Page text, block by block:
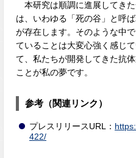
本研究は順調に進展してき
は、いわゆる「死の谷」と呼
が存在します。そのような中
ていることは大変心強く感じ
て、私たちが開発してきた抗
ことが私の夢です。
参考（関連リンク）
プレスリリースURL：
422/